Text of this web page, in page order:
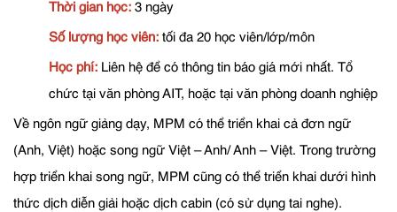
Thời gian học: 3 ngày
Số lượng học viên: tối đa 20 học viên/lớp/môn
Học phí: Liên hệ để có thông tin báo giá mới nhất. Tổ
chức tại văn phòng AIT, hoặc tại văn phòng doanh nghiệp
Về ngôn ngữ giảng dạy, MPM có thể triển khai cả đơn ngữ
(Anh, Việt) hoặc song ngữ Việt – Anh/ Anh – Việt. Trong trường
hợp triển khai song ngữ, MPM cũng có thể triển khai dưới hình
thức dịch diễn giải hoặc dịch cabin (có sử dụng tai nghe).